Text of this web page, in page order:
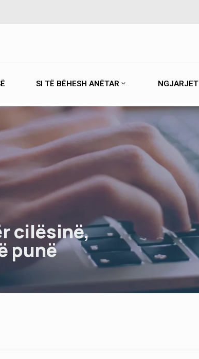
SI TË BËHESH ANËTAR NGJARJET
cilësinë,
punë